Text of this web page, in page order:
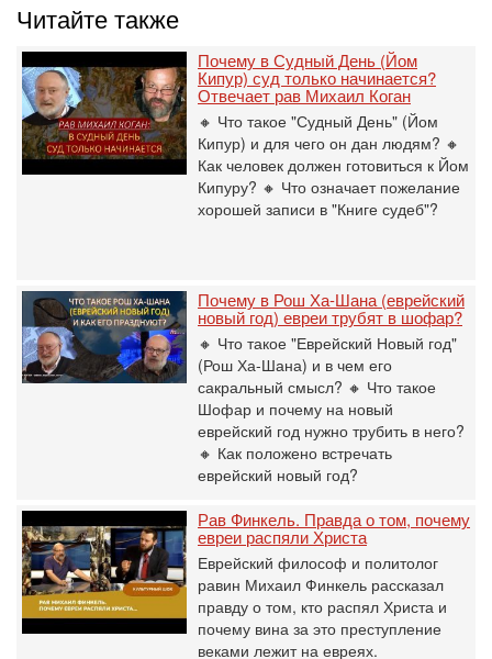
Читайте также
Почему в Судный День (Йом
Кипур) суд только начинается?
Отвечает рав Михаил Коган
🔸 Что такое "Судный День" (Йом
Кипур) и для чего он дан людям? 🔸
Как человек должен готовиться к Йом
Кипуру? 🔸 Что означает пожелание
хорошей записи в "Книге судеб"?
Почему в Рош Ха-Шана (еврейский
новый год) евреи трубят в шофар?
🔸 Что такое "Еврейский Новый год"
(Рош Ха-Шана) и в чем его
сакральный смысл? 🔸 Что такое
Шофар и почему на новый
еврейский год нужно трубить в него?
🔸 Как положено встречать
еврейский новый год?
Рав Финкель. Правда о том, почему
евреи распяли Христа
Еврейский философ и политолог
равин Михаил Финкель рассказал
правду о том, кто распял Христа и
почему вина за это преступление
веками лежит на евреях.